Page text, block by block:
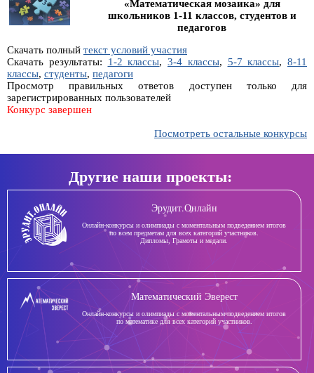
«Математическая мозаика» для
школьников 1-11 классов, студентов и
педагогов
Скачать полный текст условий участия
Скачать результаты: 1-2 классы, 3-4 классы, 5-7 классы, 8-11
классы, студенты, педагоги
Просмотр правильных ответов доступен только для
зарегистрированных пользователей
Конкурс завершен
Посмотреть остальные конкурсы
Другие наши проекты:
Эрудит.Онлайн
Онлайн-конкурсы и олимпиады с моментальным подведением итогов
по всем предметам для всех категорий участников.
Дипломы, Грамоты и медали.
Математический Эверест
Онлайн-конкурсы и олимпиады с моментальным подведением итогов
по математике для всех категорий участников.